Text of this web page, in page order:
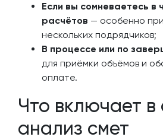
Если вы сомневаетесь в
расчётов — особенно
нескольких подрядчиков;
В процессе или по
для приёмки объёмов и
оплате.
Что включает в
анализ смет